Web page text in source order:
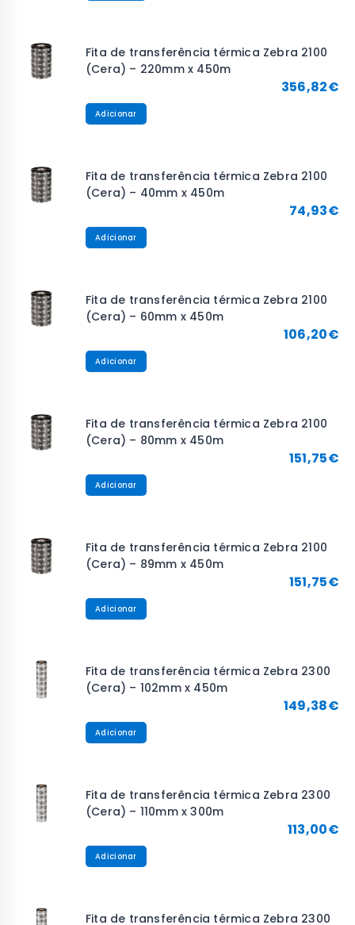
Fita de transferência térmica Zebra 2100
(Cera) – 220mm x 450m
356,82€
Adicionar
Fita de transferência térmica Zebra 2100
(Cera) – 40mm x 450m
74,93€
Adicionar
Fita de transferência térmica Zebra 2100
(Cera) – 60mm x 450m
106,20€
Adicionar
Fita de transferência térmica Zebra 2100
(Cera) – 80mm x 450m
151,75€
Adicionar
Fita de transferência térmica Zebra 2100
(Cera) – 89mm x 450m
151,75€
Adicionar
Fita de transferência térmica Zebra 2300
(Cera) – 102mm x 450m
149,38€
Adicionar
Fita de transferência térmica Zebra 2300
(Cera) – 110mm x 300m
113,00€
Adicionar
Fita de transferência térmica Zebra 2300